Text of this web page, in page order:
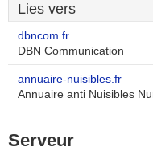
Lies vers
dbncom.fr
DBN Communication
annuaire-nuisibles.fr
Annuaire anti Nuisibles
Serveur